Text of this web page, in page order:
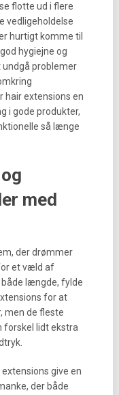
flotte ud i flere
vedligeholdelse
hurtigt komme til
hygiejne og
problemer
hair extensions en
i gode produkter,
så længe
med
der drømmer
et væld af
længde, fylde
for at
men de fleste
forskel lidt ekstra
give en
der både